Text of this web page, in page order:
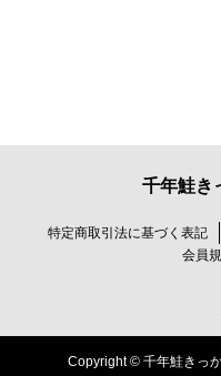
千年鮭き
特定商取引法に基づく表記
会員
Copyright © 千年鮭きっ